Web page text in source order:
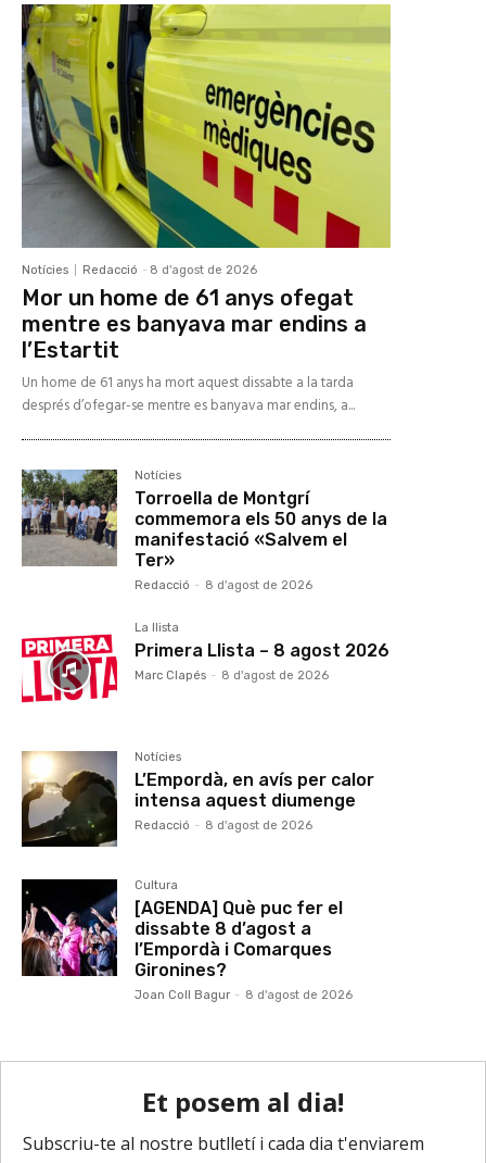
Notícies Redacció - 8 d'agost de 2026
Mor un home de 61 anys ofegat
mentre es banyava mar endins a
l’Estartit
Un home de 61 anys ha mort aquest dissabte a la tarda
després d’ofegar-se mentre es banyava mar endins, a...
Notícies
Torroella de Montgrí
commemora els 50 anys de la
manifestació «Salvem el
Ter»
Redacció - 8 d'agost de 2026
La llista
Primera Llista – 8 agost 2026
Marc Clapés - 8 d'agost de 2026
Notícies
L’Empordà, en avís per calor
intensa aquest diumenge
Redacció - 8 d'agost de 2026
Cultura
[AGENDA] Què puc fer el
dissabte 8 d’agost a
l’Empordà i Comarques
Gironines?
Joan Coll Bagur - 8 d'agost de 2026